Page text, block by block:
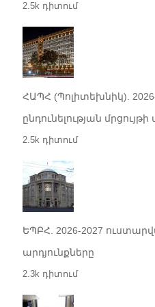
2.5k դիտում
ՀԱՊՀ (Պոլիտեխնիկ).
ընդունելության մրցույթի
2.5k դիտում
ԵՊԲՀ. 2026-2027
արդյունքները
2.3k դիտում